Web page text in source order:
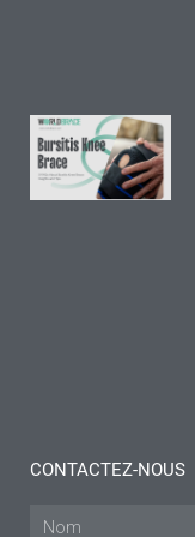
CONTACTEZ-NOUS
Nom